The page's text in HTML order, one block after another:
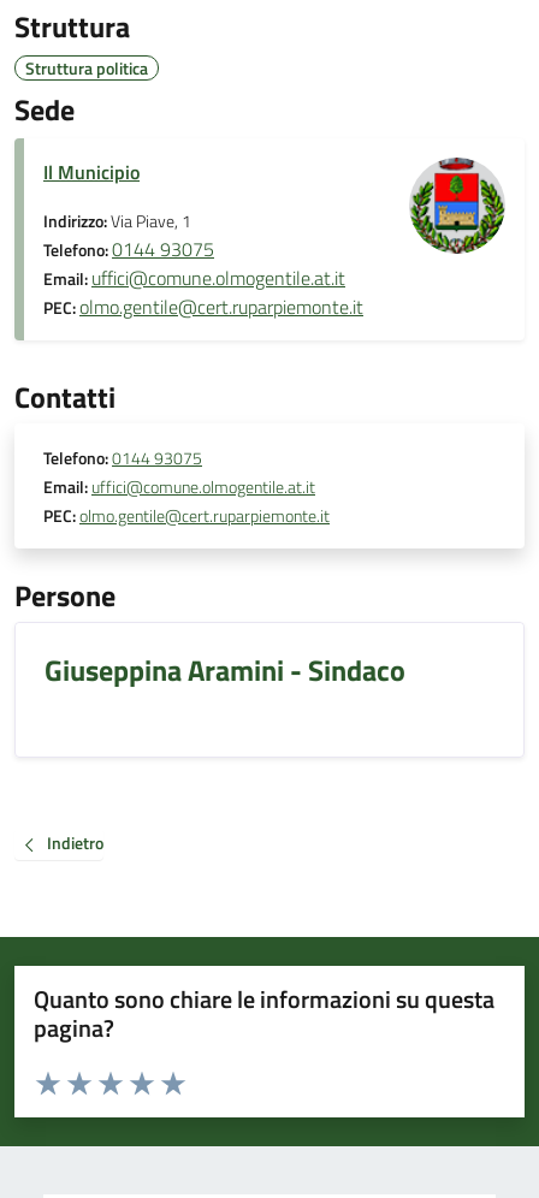
Struttura
Struttura politica
Sede
Il Municipio
Indirizzo:Via Piave, 1
Telefono:0144 93075
Email:uffici@comune.olmogentile.at.it
PEC:olmo.gentile@cert.ruparpiemonte.it
Contatti
Telefono:0144 93075
Email:uffici@comune.olmogentile.at.it
PEC:olmo.gentile@cert.ruparpiemonte.it
Persone
Giuseppina Aramini - Sindaco
Indietro
Quanto sono chiare le informazioni su questa
pagina?
Valuta da 1 a 5 stelle la pagina
Valuta 5 stelle su 5
Valuta 4 stelle su 5
Valuta 3 stelle su 5
Valuta 2 stelle su 5
Valuta 1 stelle su 5